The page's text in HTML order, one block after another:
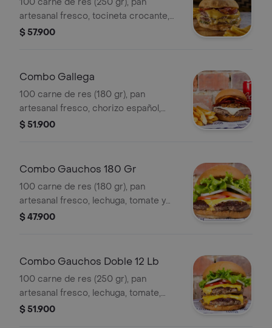
artesanal fresco, tocineta crocante,
queso americano, pepinillos y salsa
$ 57.900
Combo Gallega
100 carne de res (180 gr), pan
artesanal fresco, chorizo español,
queso mozarella, salsa alioli picante y
$ 51.900
Combo Gauchos 180 Gr
100 carne de res (180 gr), pan
artesanal fresco, lechuga, tomate y
cebolla fresca + papas delgadas y
$ 47.900
Combo Gauchos Doble 12 Lb
100 carne de res (250 gr), pan
artesanal fresco, lechuga, tomate,
cebolla + papas delgadas y bebida.
$ 51.900